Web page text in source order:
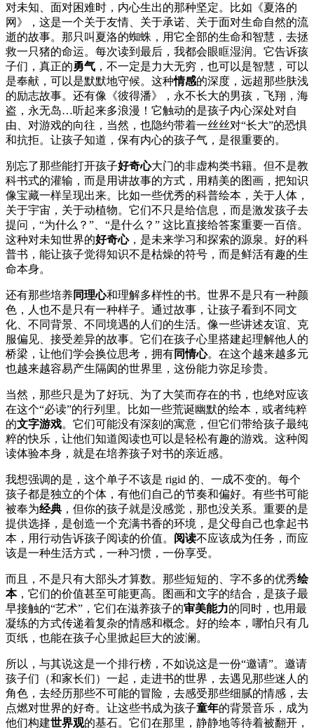
对未知、面对困难时，内心生出的那种坚定。比如《夏洛的
网》，这是一个关于友情、关于承诺、关于面对生命自然的流
逝的故事。那只叫夏洛的蜘蛛，用它全部的生命和智慧，去拯
救一只猪的命运。每次读到最后，我都会眼眶湿润。它告诉孩
子们，真正的勇气 ，不一定是力大无穷，也可以是智慧，可以
是奉献，可以是默默地守候。这种情感的深度，远超那些肤浅
的励志故事。还有像《彼得潘》，永不长大的男孩，飞翔，海
盗，永无岛…听起来多浪漫！它触动的是孩子内心深处对自
由、对游戏的向往，当然，也隐约带着一丝丝对“长大”的恐惧
和抗拒。让孩子知道，保有内心的孩子气，是很重要的。
别忘了那些能打开孩子好奇心大门的非虚构类书籍。但不是教
科书式的灌输，而是用讲故事的方式，用精美的图画，把知识
像宝藏一样呈现出来。比如一些优秀的科普绘本，关于人体，
关于宇宙，关于动植物。它们不只是给信息，而是激发孩子去
提问，“为什么？”、“是什么？” 这比直接给答案重要一百倍。
这种对未知世界的好奇心，是未来学习和探索的源泉。好的科
普书，能让孩子觉得知识不是枯燥的符号，而是鲜活有趣的生
命本身。
还有那些培养同理心和理解多样性的书。世界不是只有一种颜
色，人也不是只有一种样子。通过故事，让孩子看到不同文
化、不同背景、不同境遇的人们的生活。像一些讲述友谊、克
服偏见、接受差异的故事。它们在孩子心里搭建起理解他人的
桥梁，让他们学会换位思考，拥有同情心。在这个越来越多元
也越来越容易产生隔阂的世界里，这份能力弥足珍贵。
当然，那些只是为了好玩、为了大笑而存在的书，也绝对应该
在这个“必读”的行列里。比如一些荒诞幽默的绘本，或者纯粹
的文字游戏。它们可能没有深刻的寓意，但它们带给孩子最纯
粹的快乐，让他们知道阅读也可以是轻松有趣的游戏。这种阅
读体验本身，就是在培养孩子对书的亲近感。
我想强调的是，这个单子不该是 rigid 的、一成不变的。每个
孩子都是独立的个体，有他们自己的节奏和偏好。有些书可能
被奉为经典 ，但你的孩子就是没感觉，那也没关系。重要的是
提供选择，是创造一个充满书香的环境，是父母自己也拿起书
本，用行动告诉孩子阅读的价值。 阅读不应该成为任务，而应
该是一种生活方式，一种习惯，一份享受。
而且，不是只有大部头才算数。那些短短的、字不多的优秀绘
本，它们的价值甚至可能更高。图画和文字的结合，是孩子最
早接触的“艺术”，它们在滋养孩子的审美能力的同时，也用最
凝练的方式传递着复杂的情感和概念。好的绘本，哪怕只有几
页纸，也能在孩子心里掀起巨大的波澜。
所以，与其说这是一个排行榜，不如说这是一份“邀请”。邀请
孩子们（和家长们）一起，走进书的世界，去遇见那些迷人的
角色，去经历那些不可能的冒险，去感受那些细腻的情感，去
点燃对世界的好奇。让这些书成为孩子童年的背景音乐，成为
他们构建世界观的基石。它们在那里，静静地等待着被翻开，